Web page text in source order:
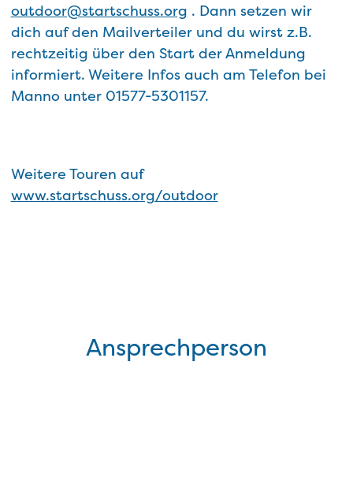
outdoor@startschuss.org . Dann setzen wir
dich auf den Mailverteiler und du wirst z.B.
rechtzeitig über den Start der Anmeldung
informiert. Weitere Infos auch am Telefon bei
Manno unter 01577-5301157.
Weitere Touren auf
www.startschuss.org/outdoor
Ansprechperson